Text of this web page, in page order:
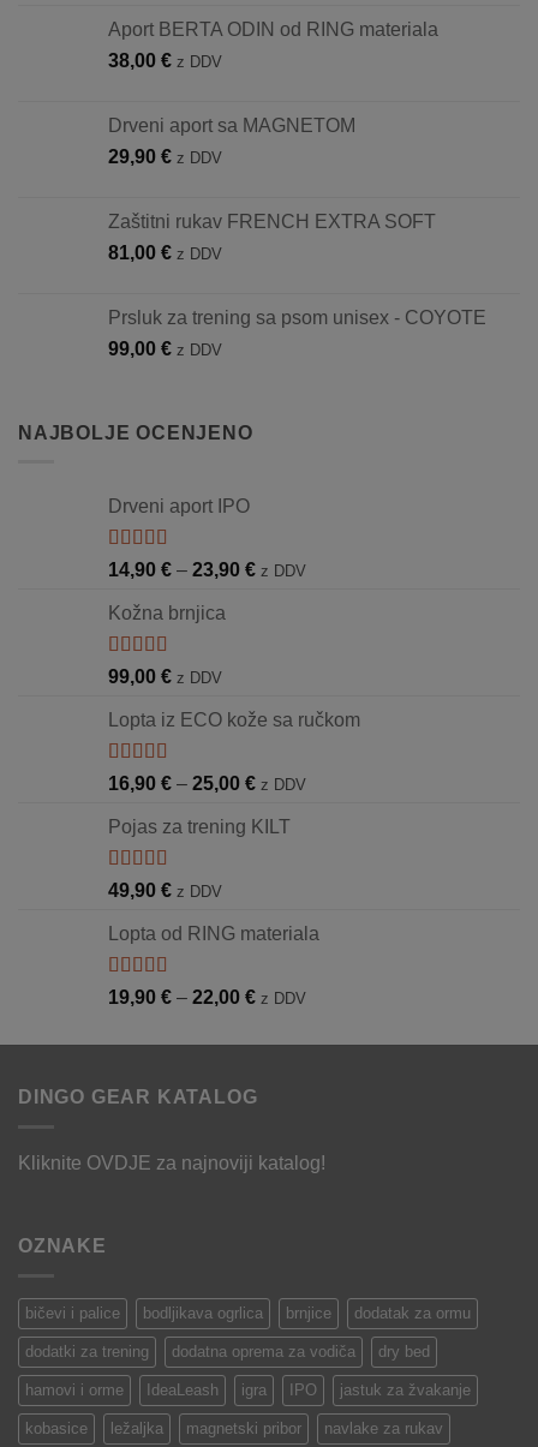
11,50 €
Aport BERTA ODIN od RING materiala
38,00 € z DDV
Drveni aport sa MAGNETOM
29,90 € z DDV
Zaštitni rukav FRENCH EXTRA SOFT
81,00 € z DDV
Prsluk za trening sa psom unisex - COYOTE
99,00 € z DDV
NAJBOLJE OCENJENO
Drveni aport IPO
Ocjenjeno
5.00
14,90 € – 23,90 €Raspon
z DDV
Kožna brnjica
Ocjenjeno
5.00
99,00 € z DDV
Lopta iz ECO kože sa ručkom
Ocjenjeno
5.00
16,90 € – 25,00 €Raspon
od
z DDV
Pojas za trening KILT
Ocjenjeno
5.00
49,90 € z DDV
Lopta od RING materiala
Ocjenjeno
5.00
19,90 € – 22,00 €Raspon
od
do
z DDV
DINGO GEAR KATALOG
Kliknite OVDJE za najnoviji katalog!
OZNAKE
bičevi i palice bodljikava ogrlica brnjice dodatak za ormu
dodatki za trening dodatna oprema za vodiča dry bed
hamovi i orme IdeaLeash igra IPO jastuk za žvakanje
kobasice ležaljka magnetski pribor navlake za rukav